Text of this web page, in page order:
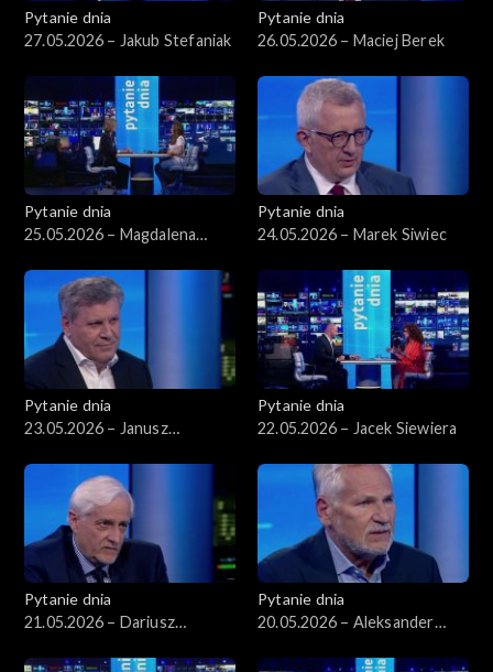
Pytanie dnia
27.05.2026 – Jakub Stefaniak
Pytanie dnia
26.05.2026 – Maciej Berek
Pytanie dnia
25.05.2026 – Magdalena
Pytanie dnia
24.05.2026 – Marek Siwiec
Pytanie dnia
23.05.2026 – Janusz
Pytanie dnia
22.05.2026 – Jacek Siewiera
Pytanie dnia
21.05.2026 – Dariusz
Pytanie dnia
20.05.2026 – Aleksander